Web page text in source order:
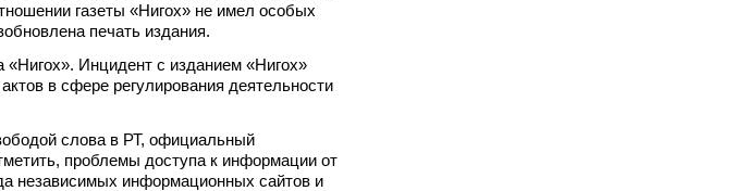
газеты «Нигох» не имел особых
печать издания.
«Нигох». Инцидент с изданием «Нигох»
в сфере регулирования деятельности
слова в РТ, официальный
проблемы доступа к информации от
независимых информационных сайтов и